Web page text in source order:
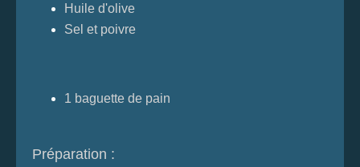
Huile d'olive
Sel et poivre
1 baguette de pain
Préparation :